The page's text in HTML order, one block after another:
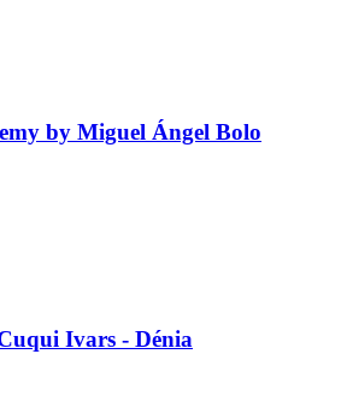
by Miguel Ángel Bolo
Ivars - Dénia